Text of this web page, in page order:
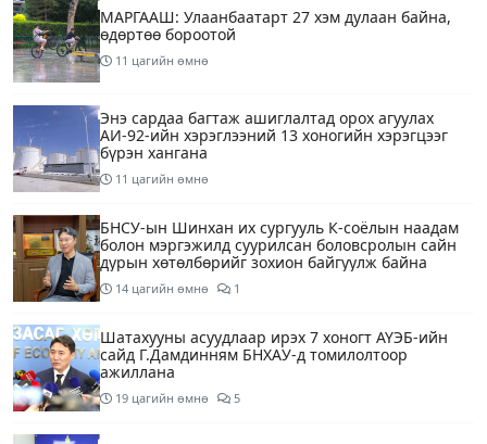
МАРГААШ: Улаанбаатарт 27 хэм дулаан байна,
өдөртөө бороотой
11 цагийн өмнө
Энэ сардаа багтаж ашиглалтад орох агуулах
АИ-92-ийн хэрэглээний 13 хоногийн хэрэгцээг
бүрэн хангана
11 цагийн өмнө
БНСУ-ын Шинхан их сургууль К-соёлын наадам
болон мэргэжилд суурилсан боловсролын сайн
дурын хөтөлбөрийг зохион байгуулж байна
14 цагийн өмнө 1
Шатахууны асуудлаар ирэх 7 хоногт АҮЭБ-ийн
сайд Г.Дамдинням БНХАУ-д томилолтоор
ажиллана
19 цагийн өмнө 5